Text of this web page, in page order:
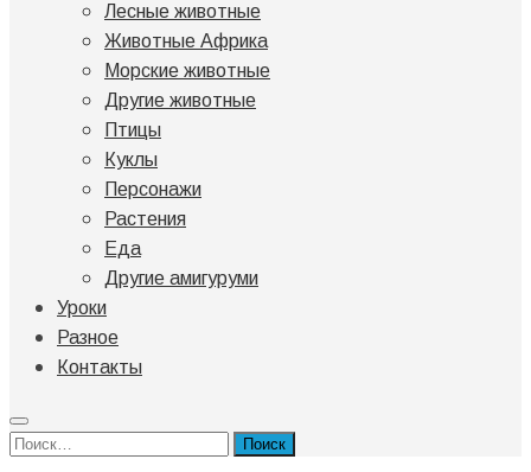
Лесные животные
Животные Африка
Морские животные
Другие животные
Птицы
Куклы
Персонажи
Растения
Еда
Другие амигуруми
Уроки
Разное
Контакты
Найти: